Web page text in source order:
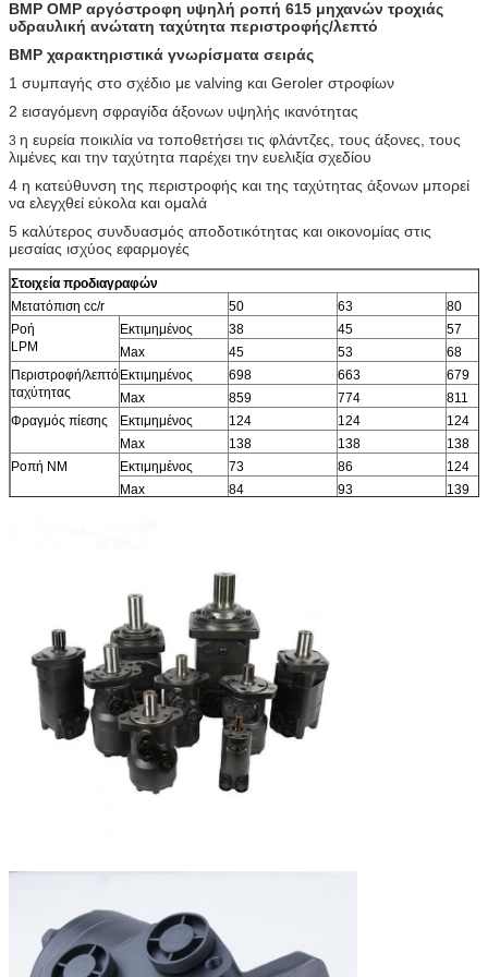
BMP OMP αργόστροφη υψηλή ροπή 615 μηχανών τροχιάς
υδραυλική ανώτατη ταχύτητα περιστροφής/λεπτό
BMP χαρακτηριστικά γνωρίσματα σειράς
1 συμπαγής στο σχέδιο με valving και Geroler στροφίων
2 εισαγόμενη σφραγίδα άξονων υψηλής ικανότητας
3 η ευρεία ποικιλία να τοποθετήσει τις φλάντζες, τους άξονες, τους
λιμένες και την ταχύτητα παρέχει την ευελιξία σχεδίου
4 η κατεύθυνση της περιστροφής και της ταχύτητας άξονων μπορεί
να ελεγχθεί εύκολα και ομαλά
5 καλύτερος συνδυασμός αποδοτικότητας και οικονομίας στις
μεσαίας ισχύος εφαρμογές
Στοιχεία προδιαγραφών
Μετατόπιση cc/r
50 63
80
Ροή
LPM
Εκτιμημένος 38 45
57
Max
45 53
68
Περιστροφή/λεπτό
ταχύτητας
Εκτιμημένος 698 663
679
Max
859 774
811
Φραγμός πίεσης
Εκτιμημένος 124 124
124
Max
138 138
138
Ροπή NM
Εκτιμημένος 73 86
124
Max
84 93
139